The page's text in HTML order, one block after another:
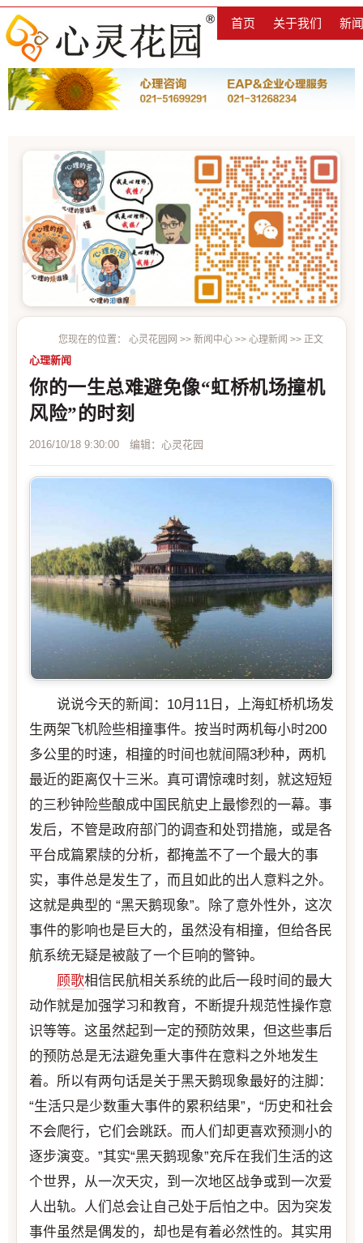
首页 关于我们 新
您现在的位置： 心灵花园网 >> 新闻中心 >> 心理新闻 >> 正文
心理新闻
你的一生总难避免像“虹桥机场撞机
风险”的时刻
2016/10/18 9:30:00 编辑：心灵花园
说说今天的新闻：10月11日，上海虹桥机场发
生两架飞机险些相撞事件。按当时两机每小时200
多公里的时速，相撞的时间也就间隔3秒种，两机
最近的距离仅十三米。真可谓惊魂时刻，就这短短
的三秒钟险些酿成中国民航史上最惨烈的一幕。事
发后，不管是政府部门的调查和处罚措施，或是各
平台成篇累牍的分析，都掩盖不了一个最大的事
实，事件总是发生了，而且如此的出人意料之外。
这就是典型的 “黑天鹅现象”。除了意外性外，这次
事件的影响也是巨大的，虽然没有相撞，但给各民
航系统无疑是被敲了一个巨响的警钟。
顾歌相信民航相关系统的此后一段时间的最大
动作就是加强学习和教育，不断提升规范性操作意
识等等。这虽然起到一定的预防效果，但这些事后
的预防总是无法避免重大事件在意料之外地发生
着。所以有两句话是关于黑天鹅现象最好的注脚：
“生活只是少数重大事件的累积结果”，“历史和社会
不会爬行，它们会跳跃。而人们却更喜欢预测小的
逐步演变。”其实“黑天鹅现象”充斥在我们生活的这
个世界，从一次天灾，到一次地区战争或到一次爱
人出轨。人们总会让自己处于后怕之中。因为突发
事件虽然是偶发的，却也是有着必然性的。其实用